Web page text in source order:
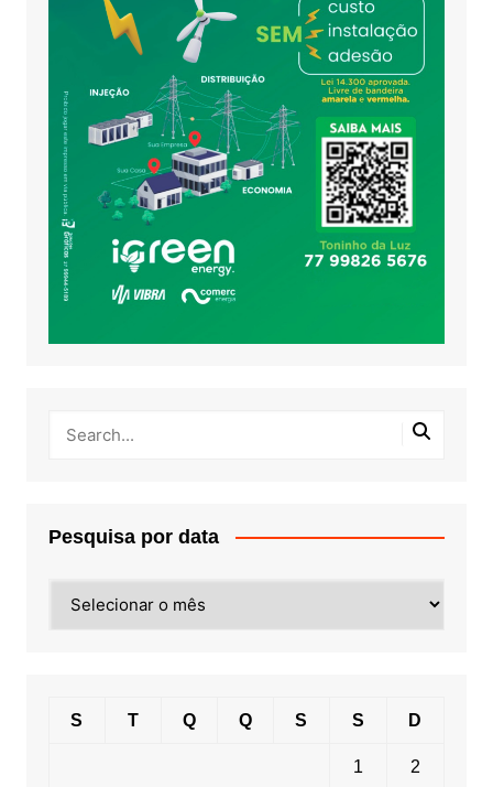
Pesquisa por data
por
S T Q Q S S D
1 2